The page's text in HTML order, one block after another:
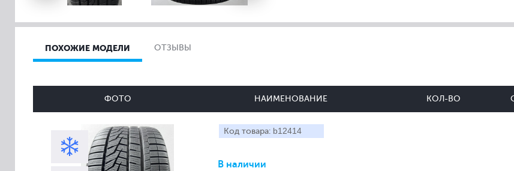
ПОХОЖИЕ МОДЕЛИ ОТЗЫВЫ
ФОТО НАИМЕНОВАНИЕ КОЛ-ВО
Код товара: b12414
В наличии